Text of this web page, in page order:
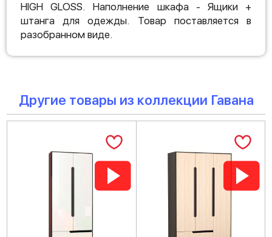
HIGH GLOSS. Наполнение шкафа - Ящики +
штанга для одежды. Товар поставляется в
разобранном виде.
Другие товары из коллекции Гавана